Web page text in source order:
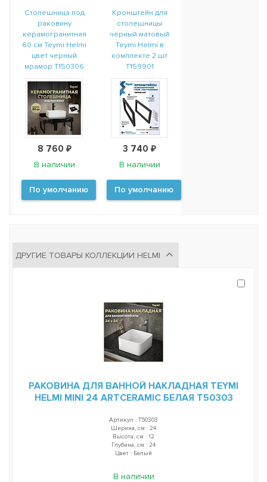
Столешница под
раковину
керамогранитная
60 см Teymi Helmi
цвет черный
мрамор T150306
8 760 ₽
В наличии
По умолчанию
Кронштейн для
столешницы
черный матовый
Teymi Helmi в
комплекте 2 шт
T159901
3 740 ₽
В наличии
По умолчанию
ДРУГИЕ ТОВАРЫ КОЛЛЕКЦИИ HELMI
РАКОВИНА ДЛЯ ВАННОЙ НАКЛАДНАЯ TEYMI
HELMI MINI 24 ARTCERAMIC БЕЛАЯ T50303
Артикул : T50303
Ширина, см : 24
Высота, см : 12
Глубина, см : 24
Цвет : Белый
В наличии